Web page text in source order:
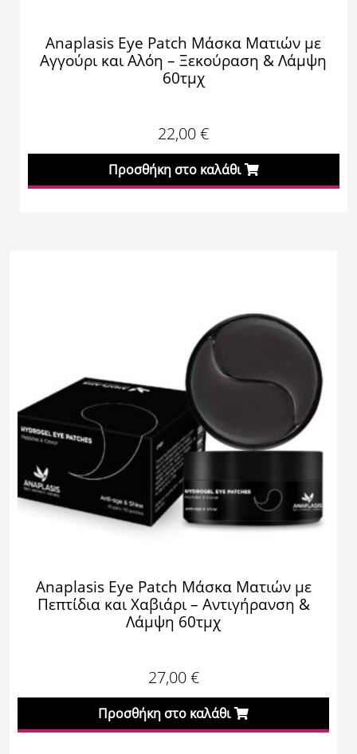
Anaplasis Eye Patch Μάσκα Ματιών με
Αγγούρι και Αλόη – Ξεκούραση & Λάμψη
60τμχ
22,00€
Προσθήκη στο καλάθι
Anaplasis Eye Patch Μάσκα Ματιών με
Πεπτίδια και Χαβιάρι – Αντιγήρανση &
Λάμψη 60τμχ
27,00€
Προσθήκη στο καλάθι